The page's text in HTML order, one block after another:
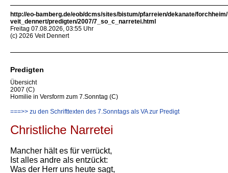
http://eo-bamberg.de/eob/dcms/sites/bistum/pfarreien/dekanate/forchheim/
veit_dennert/predigten/2007/7_so_c_narretei.html
Freitag 07.08.2026, 03:55 Uhr
(c) 2026 Veit Dennert
Predigten
Übersicht
2007 (C)
Homilie in Versform zum 7.Sonntag (C)
===>> zu den Schrifttexten des 7.Sonntags als VA zur Predigt
Christliche Narretei
Mancher hält es für verrückt,
Ist alles andre als entzückt:
Was der Herr uns heute sagt,